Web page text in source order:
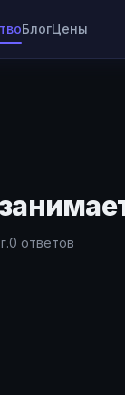
БлогЦены
0 ответов